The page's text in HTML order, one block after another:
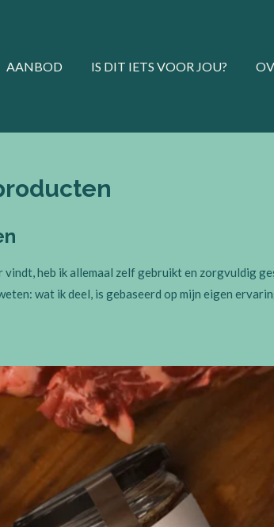
AANBOD IS DIT IETS VOOR JOU?
vindt, heb ik allemaal zelf gebruikt en zorgvuldig
wat ik deel, is gebaseerd op mijn eigen